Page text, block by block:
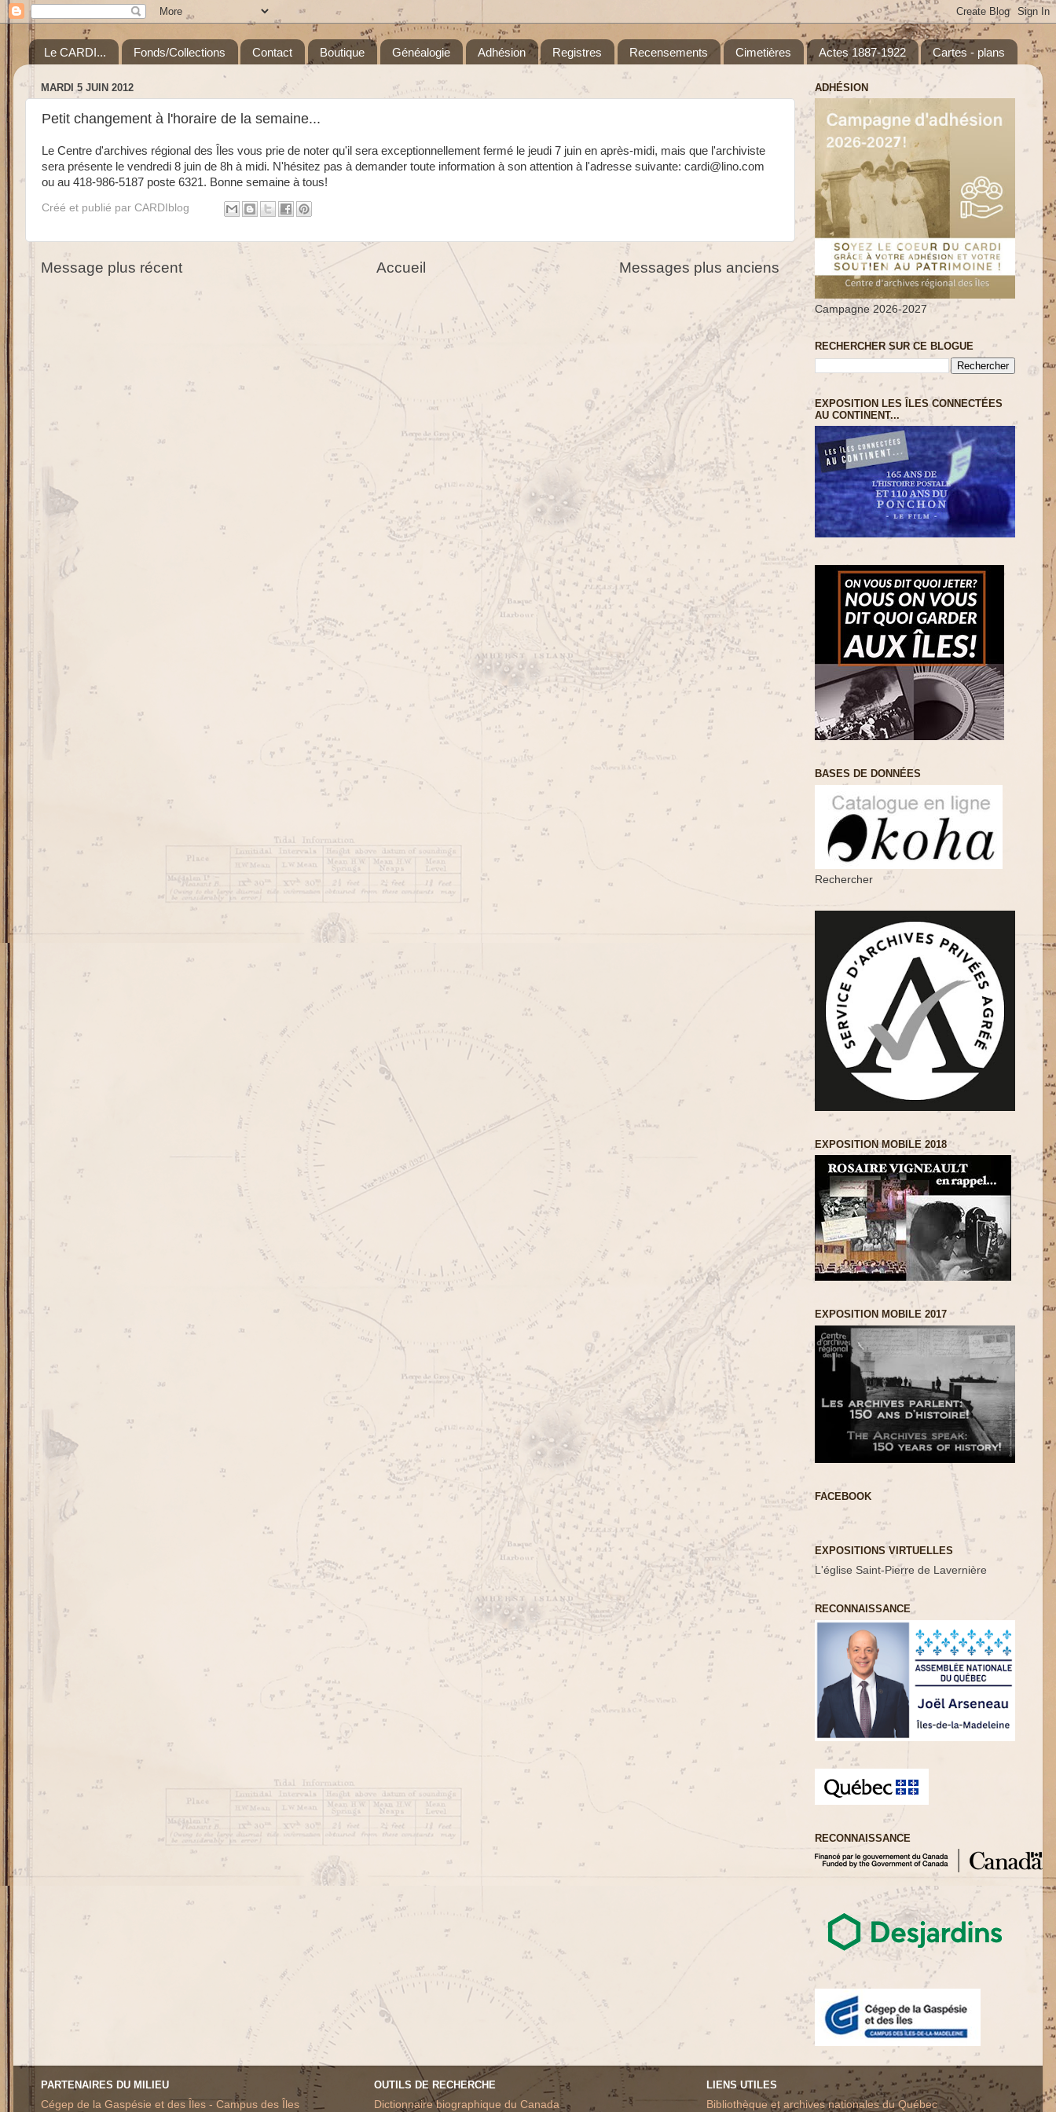
Le CARDI... Fonds/Collections Contact Boutique Généalogie Adhésion Registres Recensements Cimetières Actes 1887-1922 Cartes - plans
MARDI 5 JUIN 2012
Petit changement à l'horaire de la semaine...
Le Centre d'archives régional des Îles vous prie de noter qu'il sera exceptionnellement fermé le jeudi 7 juin en après-midi, mais que l'archiviste
sera présente le vendredi 8 juin de 8h à midi. N'hésitez pas à demander toute information à son attention à l'adresse suivante: cardi@lino.com
ou au 418-986-5187 poste 6321. Bonne semaine à tous!
Créé et publié par CARDIblog
Message plus récent Messages plus anciens
Accueil
ADHÉSION
Campagne 2026-2027
RECHERCHER SUR CE BLOGUE
EXPOSITION LES ÎLES CONNECTÉES
AU CONTINENT...
BASES DE DONNÉES
Rechercher
EXPOSITION MOBILE 2018
EXPOSITION MOBILE 2017
FACEBOOK
EXPOSITIONS VIRTUELLES
L'église Saint-Pierre de Lavernière
RECONNAISSANCE
RECONNAISSANCE
PARTENAIRES DU MILIEU
Cégep de la Gaspésie et des Îles - Campus des Îles
OUTILS DE RECHERCHE
Dictionnaire biographique du Canada
LIENS UTILES
Bibliothèque et archives nationales du Québec